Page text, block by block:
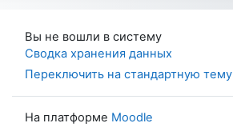
Вы не вошли в систему
Сводка хранения данных
Переключить на стандартную тему
На платформе Moodle